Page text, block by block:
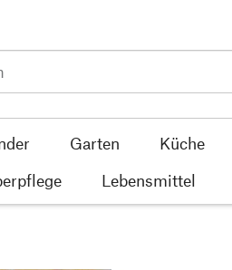
Garten Küche
Lebensmittel